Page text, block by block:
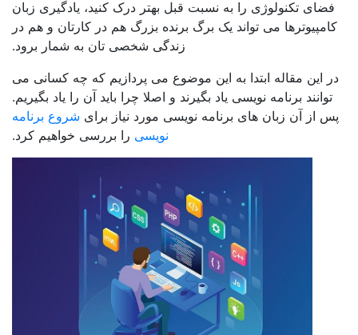
تکنولوژی را به نسبت قبل بهتر درک کنید، یادگیری زبان
می تواند یک برگ برنده بزرگ هم در کارتان و هم در
زندگی شخصی تان به شمار برود.
مقاله ابتدا به این موضوع می پردازیم که چه کسانی می
برنامه نویسی یاد بگیرند و اصلا چرا باید آن را یاد بگیریم.
آن زبان های برنامه نویسی مورد نیاز برایشروع برنامه
را بررسی خواهیم کرد.